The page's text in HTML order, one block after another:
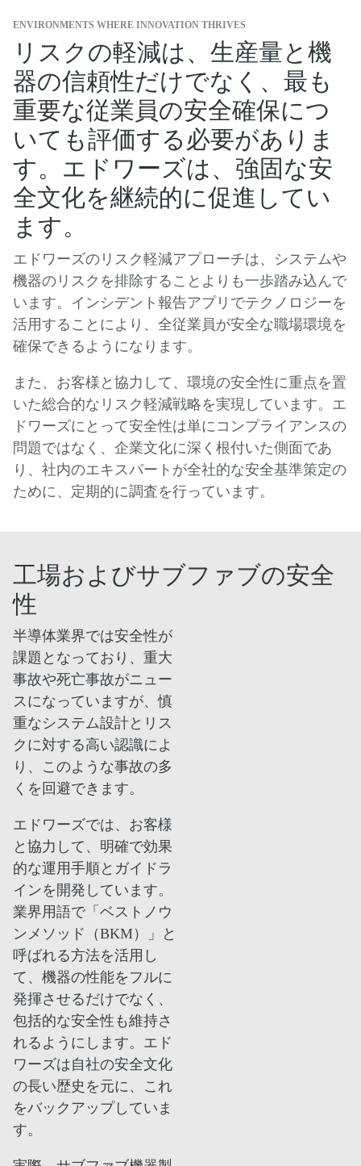
ENVIRONMENTS WHERE INNOVATION THRIVES
リスクの軽減は、生産量と機
器の信頼性だけでなく、最も
重要な従業員の安全確保につ
いても評価する必要がありま
す。エドワーズは、強固な安
全文化を継続的に促進してい
ます。
エドワーズのリスク軽減アプローチは、システムや
機器のリスクを排除することよりも一歩踏み込んで
います。インシデント報告アプリでテクノロジーを
活用することにより、全従業員が安全な職場環境を
確保できるようになります。
また、お客様と協力して、環境の安全性に重点を置
いた総合的なリスク軽減戦略を実現しています。エ
ドワーズにとって安全性は単にコンプライアンスの
問題ではなく、企業文化に深く根付いた側面であ
り、社内のエキスパートが全社的な安全基準策定の
ために、定期的に調査を行っています。
工場およびサブファブの安全
性
半導体業界では安全性が
課題となっており、重大
事故や死亡事故がニュー
スになっていますが、慎
重なシステム設計とリス
クに対する高い認識によ
り、このような事故の多
くを回避できます。
エドワーズでは、お客様
と協力して、明確で効果
的な運用手順とガイドラ
インを開発しています。
業界用語で「ベストノウ
ンメソッド（BKM）」と
呼ばれる方法を活用し
て、機器の性能をフルに
発揮させるだけでなく、
包括的な安全性も維持さ
れるようにします。エド
ワーズは自社の安全文化
の長い歴史を元に、これ
をバックアップしていま
す。